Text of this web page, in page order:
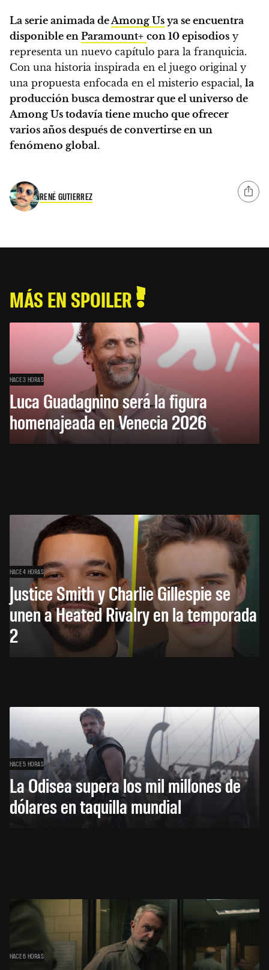
La serie animada deAmong Us ya se encuentra
disponible en Paramount+ con 10 episodios y
representa un nuevo capítulo para la franquicia.
Con una historia inspirada en el juego original y
una propuesta enfocada en el misterio espacial, la
producción busca demostrar que el universo de
Among Us todavía tiene mucho que ofrecer
varios años después de convertirse en un
fenómeno global.
RENÉ GUTIERREZ
MÁS EN SPOILER
HACE 3 HORAS
Luca Guadagnino será la figura
homenajeada en Venecia 2026
HACE 4 HORAS
Justice Smith y Charlie Gillespie se
unen a Heated Rivalry en la temporada
2
HACE 5 HORAS
La Odisea supera los mil millones de
dólares en taquilla mundial
HACE 6 HORAS